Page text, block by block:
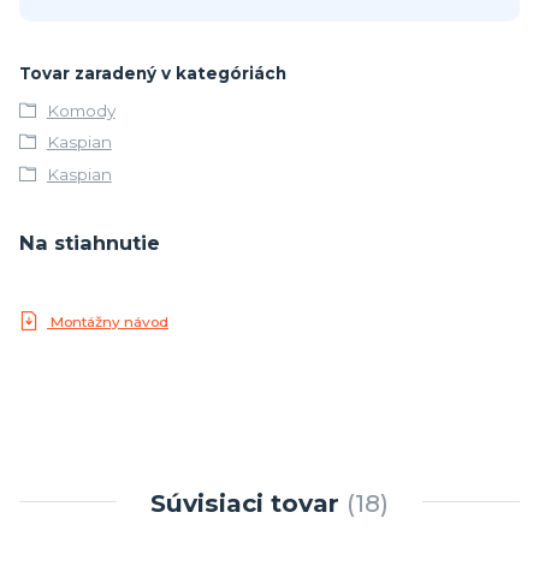
Tovar zaradený v kategóriách
Komody
Kaspian
Kaspian
Na stiahnutie
Montážny návod
Súvisiaci tovar 18